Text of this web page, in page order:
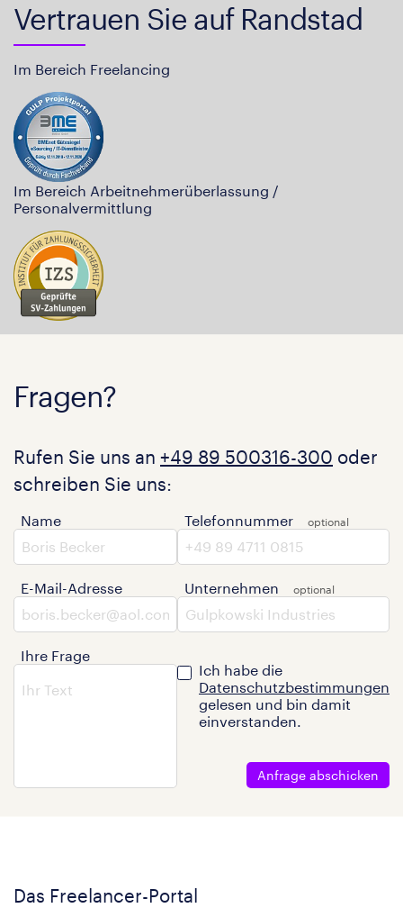
Vertrauen Sie auf Randstad
Im Bereich Freelancing
Im Bereich Arbeitnehmerüberlassung /
Personalvermittlung
Fragen?
Rufen Sie uns an +49 89 500316-300 oder
schreiben Sie uns:
Name
E-Mail-Adresse
Ihre Frage
Telefonnummer
Unternehmen
Ich habe die
Datenschutzbestimmungen
gelesen und bin damit
einverstanden.
Anfrage abschicken
Das Freelancer-Portal